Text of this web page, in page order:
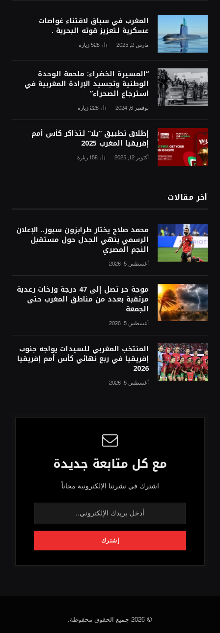
المغرب في سباق لاقتناء غواصات
عسكرية لتعزيز قوته البحرية .
مارس 2, 2025 528 زيارة
“المسيرة الخضراء: ملحمة الوحدة
الوطنية وتجسيد الإرادة المغربية في
استرجاع الصحراء”
نوفمبر 6, 2024 228زيارة
إطلاق تطبيق “يلا” لتذاكر كأس أمم
إفريقيا المغرب 2025
أكتوبر 12, 2025 158 زيارة
آخر مقالات
محمد صلاح يختار طرابزون سبور.. الإعلان
الرسمي ينهي الجدل حول مستقبل
النجم المصري
أغسطس 5, 2026
موجة حر تصل إلى 47 درجة وزخات رعدية
مرتقبة بعدد من مناطق المغرب حتى
الجمعة
أغسطس 5, 2026
المنتخب المغربي للسيدات يواجه جنوب
إفريقيا في ربع نهائي كأس أمم إفريقيا
2026
أغسطس 5, 2026
مع كل متابعة جديدة
اشترك في نشرتنا الإلكترونية مجاناً
© 2026 جميع الحقوق محفوظة.